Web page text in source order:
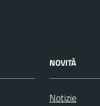
NOVITÀ
Notizie